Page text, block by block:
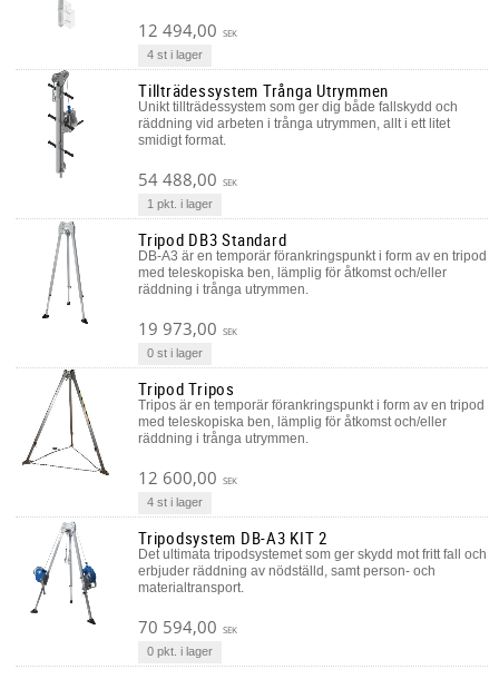
12 494,00 SEK
4 st i lager
Tillträdessystem Trånga Utrymmen
Unikt tillträdessystem som ger dig både fallskydd och
räddning vid arbeten i trånga utrymmen, allt i ett litet
smidigt format.
54 488,00 SEK
1 pkt. i lager
Tripod DB3 Standard
DB-A3 är en temporär förankringspunkt i form av en tripod
med teleskopiska ben, lämplig för åtkomst och/eller
räddning i trånga utrymmen.
19 973,00 SEK
0 st i lager
Tripod Tripos
Tripos är en temporär förankringspunkt i form av en tripod
med teleskopiska ben, lämplig för åtkomst och/eller
räddning i trånga utrymmen.
12 600,00 SEK
4 st i lager
Tripodsystem DB-A3 KIT 2
Det ultimata tripodsystemet som ger skydd mot fritt fall och
erbjuder räddning av nödställd, samt person- och
materialtransport.
70 594,00 SEK
0 pkt. i lager